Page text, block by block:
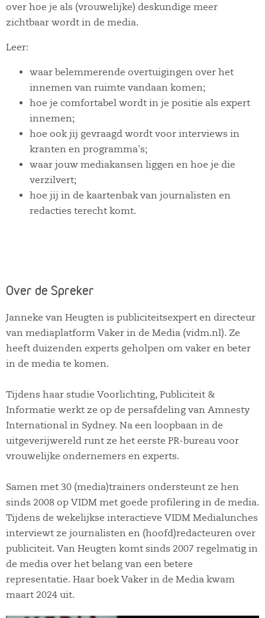
over hoe je als (vrouwelijke) deskundige meer
zichtbaar wordt in de media.
Leer:
waar belemmerende overtuigingen over het
innemen van ruimte vandaan komen;
hoe je comfortabel wordt in je positie als expert
innemen;
hoe ook jij gevraagd wordt voor interviews in
kranten en programma's;
waar jouw mediakansen liggen en hoe je die
verzilvert;
hoe jij in de kaartenbak van journalisten en
redacties terecht komt.
Over de Spreker
Janneke van Heugten is publiciteitsexpert en directeur
van mediaplatform Vaker in de Media (vidm.nl). Ze
heeft duizenden experts geholpen om vaker en beter
in de media te komen.
Tijdens haar studie Voorlichting, Publiciteit &
Informatie werkt ze op de persafdeling van Amnesty
International in Sydney. Na een loopbaan in de
uitgeverijwereld runt ze het eerste PR-bureau voor
vrouwelijke ondernemers en experts.
Samen met 30 (media)trainers ondersteunt ze hen
sinds 2008 op VIDM met goede profilering in de media.
Tijdens de wekelijkse interactieve VIDM Medialunches
interviewt ze journalisten en (hoofd)redacteuren over
publiciteit. Van Heugten komt sinds 2007 regelmatig in
de media over het belang van een betere
representatie. Haar boek Vaker in de Media kwam
maart 2024 uit.